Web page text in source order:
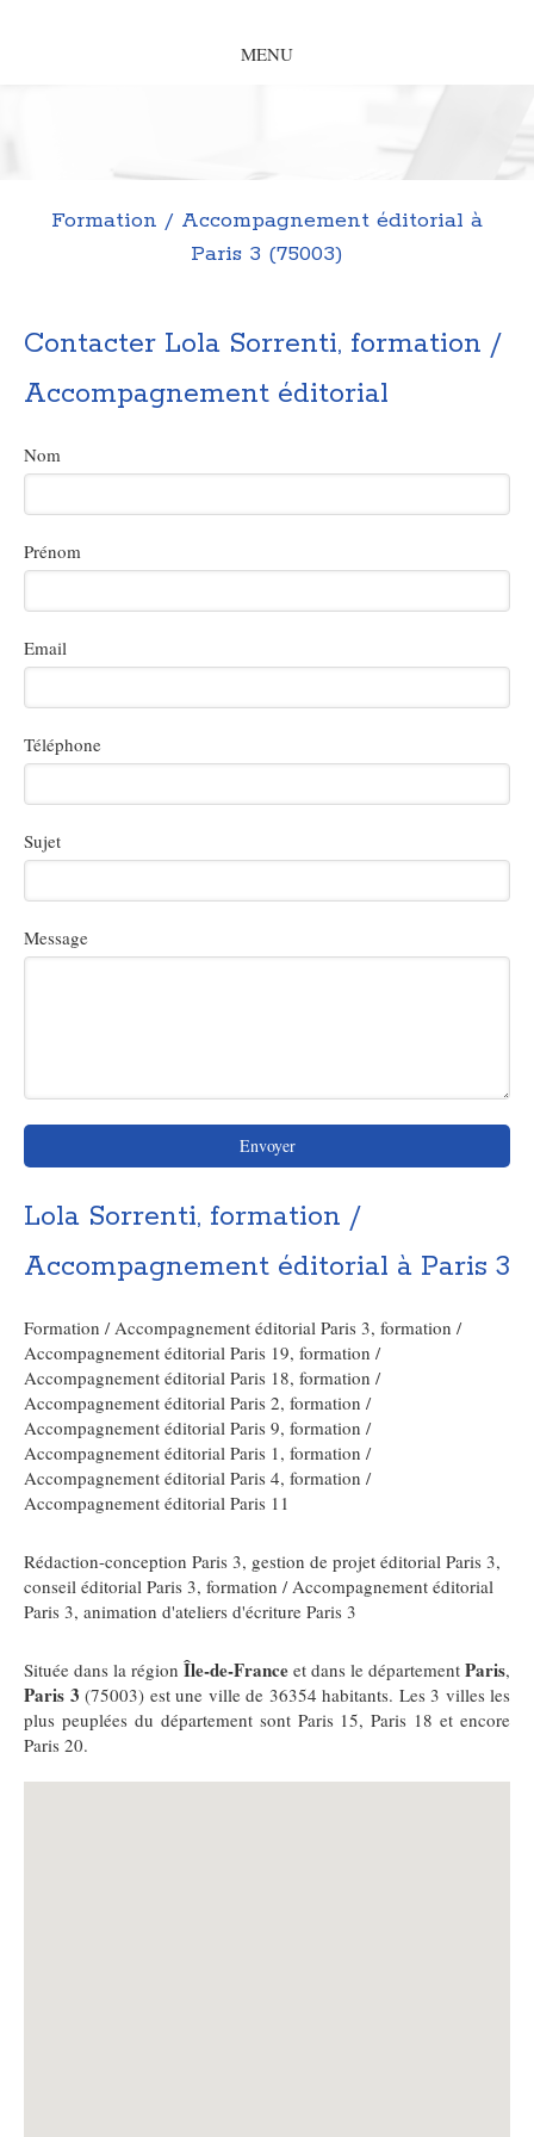
MENU
Formation / Accompagnement éditorial à
Paris 3 (75003)
Contacter Lola Sorrenti, formation /
Accompagnement éditorial
Nom
Prénom
Email
Téléphone
Sujet
Message
Envoyer
Lola Sorrenti, formation /
Accompagnement éditorial à Paris 3
Formation / Accompagnement éditorial Paris 3, formation /
Accompagnement éditorial Paris 19, formation /
Accompagnement éditorial Paris 18, formation /
Accompagnement éditorial Paris 2, formation /
Accompagnement éditorial Paris 9, formation /
Accompagnement éditorial Paris 1, formation /
Accompagnement éditorial Paris 4, formation /
Accompagnement éditorial Paris 11
Rédaction-conception Paris 3, gestion de projet éditorial Paris 3,
conseil éditorial Paris 3, formation / Accompagnement éditorial
Paris 3, animation d'ateliers d'écriture Paris 3
Située dans la région Île-de-France et dans le département Paris,
Paris 3 (75003) est une ville de 36354 habitants. Les 3 villes les
plus peuplées du département sont Paris 15, Paris 18 et encore
Paris 20.